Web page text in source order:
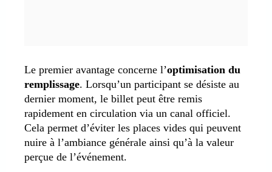
Le premier avantage concerne l’optimisation du
remplissage. Lorsqu’un participant se désiste au
dernier moment, le billet peut être remis
rapidement en circulation via un canal officiel.
Cela permet d’éviter les places vides qui peuvent
nuire à l’ambiance générale ainsi qu’à la valeur
perçue de l’événement.